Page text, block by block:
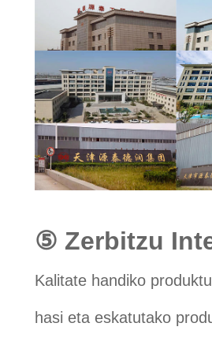
⑤ Zerbitzu
Kalitate handiko
hasi eta eskatutako